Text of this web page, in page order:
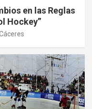
en las Reglas
Hockey”